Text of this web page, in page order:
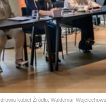
kobiet Źródło: Waldemar